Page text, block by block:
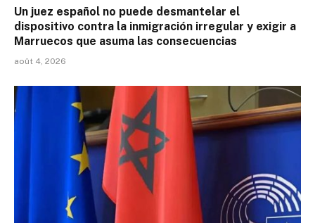
Un juez español no puede desmantelar el
dispositivo contra la inmigración irregular y exigir a
Marruecos que asuma las consecuencias
août 4, 2026